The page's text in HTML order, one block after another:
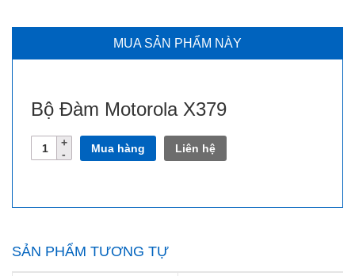
MUA SẢN PHẨM NÀY
Bộ Đàm Motorola X379
Số
lượng
Mua hàng Liên hệ
SẢN PHẨM TƯƠNG TỰ